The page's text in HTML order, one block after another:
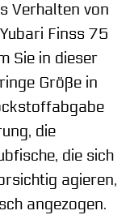
Verhalten von
Finss 75
Sie in dieser
Größe in
die
die sich
agieren,
angezogen.